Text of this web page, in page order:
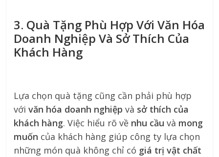
3. Quà Tặng Phù Hợp Với Văn Hóa
Doanh Nghiệp Và Sở Thích Của
Khách Hàng
Lựa chọn quà tặng cũng cần phải phù hợp
vớivăn hóa doanh nghiệp và sở thích của
khách hàng. Việc hiểu rõ về nhu cầu và mong
muốn của khách hàng giúp công ty lựa chọn
những món quà không chỉ có giá trị vật chất